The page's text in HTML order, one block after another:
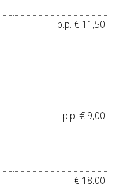
p.p. € 11,50
p.p. € 9,00
€ 18,00